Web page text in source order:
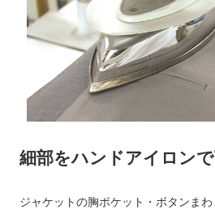
細部をハンドアイロン
ジャケットの胸ポケット・ボタンま